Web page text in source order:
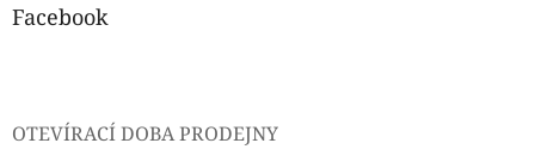
Facebook
OTEVÍRACÍ DOBA PRODEJNY